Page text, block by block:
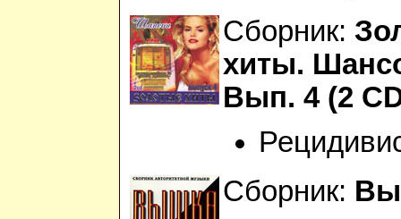
Сборник:
хиты.
Вып. 4 (2
Сборник: